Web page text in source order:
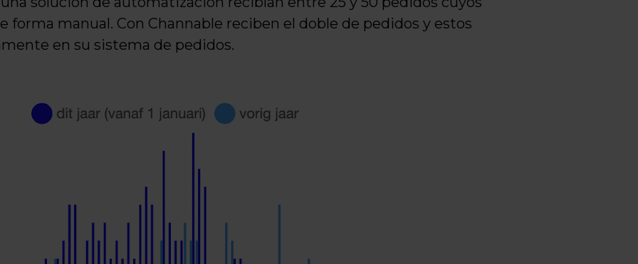
forma manual. Con Channable reciben el doble de pedidos y estos
en su sistema de pedidos.